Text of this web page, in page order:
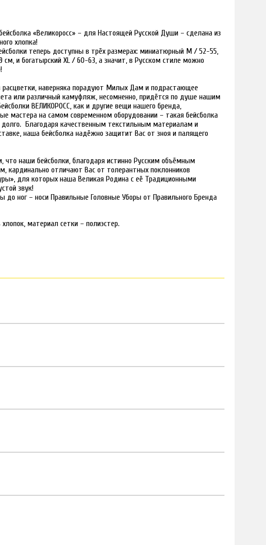
«Великоросс» – для Настоящей Русской Души – сделана из
хлопка!
теперь доступны в трёх размерах: миниатюрный M / 52-55,
и богатырский XL / 60-63, а значит, в Русском стиле можно
расцветки, наверняка порадуют Милых Дам и подрастающее
или различный камуфляж, несомненно, придётся по душе нашим
ВЕЛИКОРОСС, как и другие вещи нашего бренда,
мастера на самом современном оборудовании – такая бейсболка
Благодаря качественным текстильным материалам и
наша бейсболка надёжно защитит Вас от зноя и палящего
что наши бейсболки, благодаря истинно Русским объёмным
кардинально отличают Вас от толерантных поклонников
для которых наша Великая Родина с её Традиционными
звук!
до ног – носи Правильные Головные Уборы от Правильного Бренда
хлопок, материал сетки – полиэстер.